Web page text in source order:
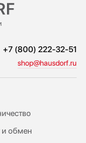
+7 (800) 222-32-51
shop@hausdorf.ru
и обмен